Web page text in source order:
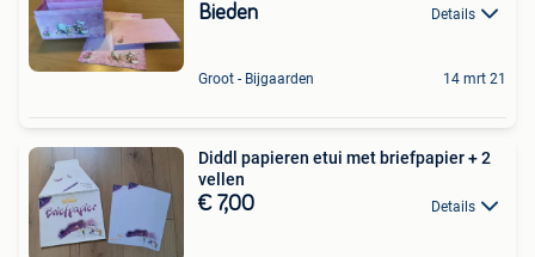
Bieden Details
Groot - Bijgaarden 14 mrt 21
Diddl papieren etui met briefpapier + 2
vellen
€ 7,00 Details